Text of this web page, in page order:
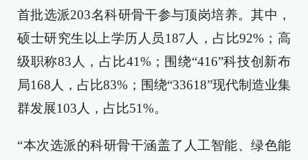
首批选派203名科研骨干参与顶岗培养。其中，
硕士研究生以上学历人员187人，占比92%；高
级职称83人，占比41%；围绕“416”科技创新布
局168人，占比83%；围绕“33618”现代制造业集
群发展103人，占比51%。
“本次选派的科研骨干涵盖了人工智能、绿色能